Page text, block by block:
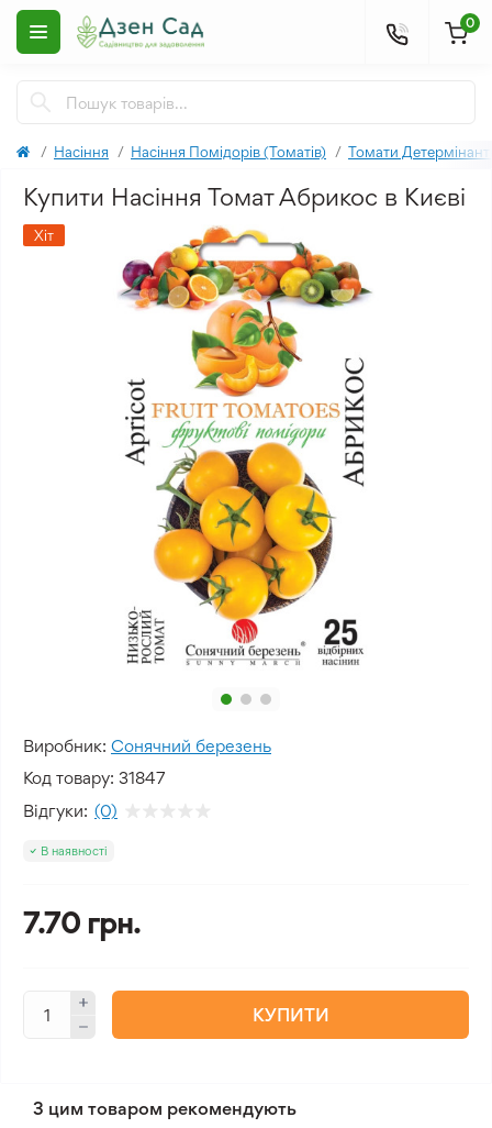
0
Насіння Насіння Помідорів (Томатів) Томати
Купити Насіння Томат Абрикос в Києві
Хіт
Виробник: Сонячний березень
Код товару: 31847
Відгуки: (0)
В наявності
7.70 грн.
КУПИТИ
З цим товаром рекомендують